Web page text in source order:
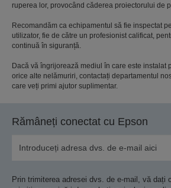
ruperea lor, provocând căderea proiectorului de
Recomandăm ca echipamentul să fie inspectat
utilizator, fie de către un profesionist calificat,
continuă în siguranță.
Dacă vă îngrijorează mediul în care este instalat
orice alte nelămuriri, contactați departamentul
care veți primi ajutor suplimentar.
Rămâneți conectat cu Epson
Prin trimiterea adresei dvs. de e-mail, vă dați